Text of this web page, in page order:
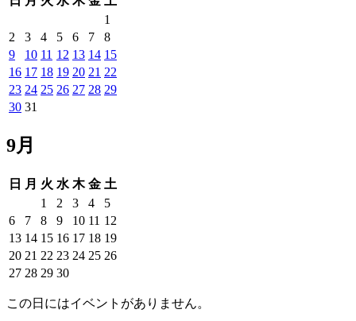
1
2
3 4 5 6 7
8
9
10 11 12 13 14 15
16 17 18 19 20 21 22
23 24 25 26 27 28 29
30 31
9月
日 月 火 水 木 金 土
1
2 3 4
5
6
7 8 9 10 11 12
13 14 15 16 17 18 19
20 21 22 23 24 25 26
27 28 29 30
この日にはイベントがありません。